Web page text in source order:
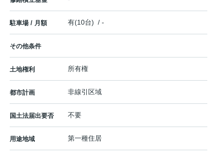
駐車場 / 月額 有(10台) / -
その他条件
土地権利 所有権
都市計画 非線引区域
国土法届出要否 不要
用途地域 第一種住居